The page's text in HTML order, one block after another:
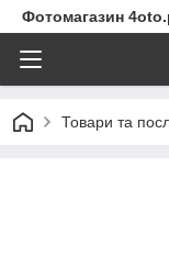
Фотомагазин
Товари та